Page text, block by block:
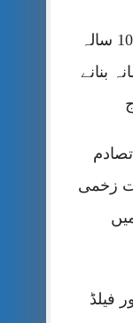
جہلم پولیس کی کارروائی،10 سالہ
بنانے
زخمی
فیلڈ